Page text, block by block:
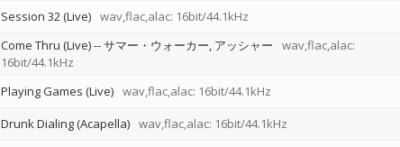
Session 32 (Live) wav,flac,alac: 16bit/44.1kHz
Come Thru (Live)--サマー・ウォーカー アッシャー
wav,flac,alac:
16bit/44.1kHz
Playing Games (Live) wav,flac,alac: 16bit/44.1kHz
Drunk Dialing (Acapella) wav,flac,alac: 16bit/44.1kHz